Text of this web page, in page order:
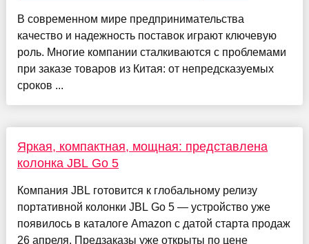
В современном мире предпринимательства
качество и надежность поставок играют ключевую
роль. Многие компании сталкиваются с проблемами
при заказе товаров из Китая: от непредсказуемых
сроков ...
Яркая, компактная, мощная: представлена
колонка JBL Go 5
Компания JBL готовится к глобальному релизу
портативной колонки JBL Go 5 — устройство уже
появилось в каталоге Amazon с датой старта продаж
26 апреля. Предзаказы уже открыты по цене